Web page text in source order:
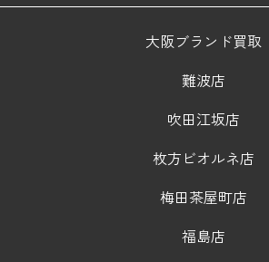
大阪ブランド買取
難波店
吹田江坂店
枚方ビオルネ店
梅田茶屋町店
福島店